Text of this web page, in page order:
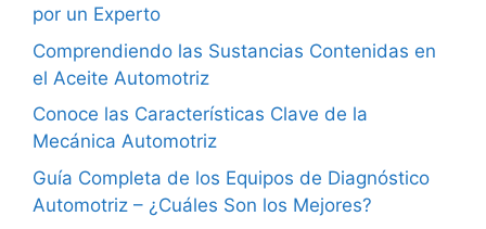
por un Experto
Comprendiendo las Sustancias Contenidas en
el Aceite Automotriz
Conoce las Características Clave de la
Mecánica Automotriz
Guía Completa de los Equipos de Diagnóstico
Automotriz – ¿Cuáles Son los Mejores?